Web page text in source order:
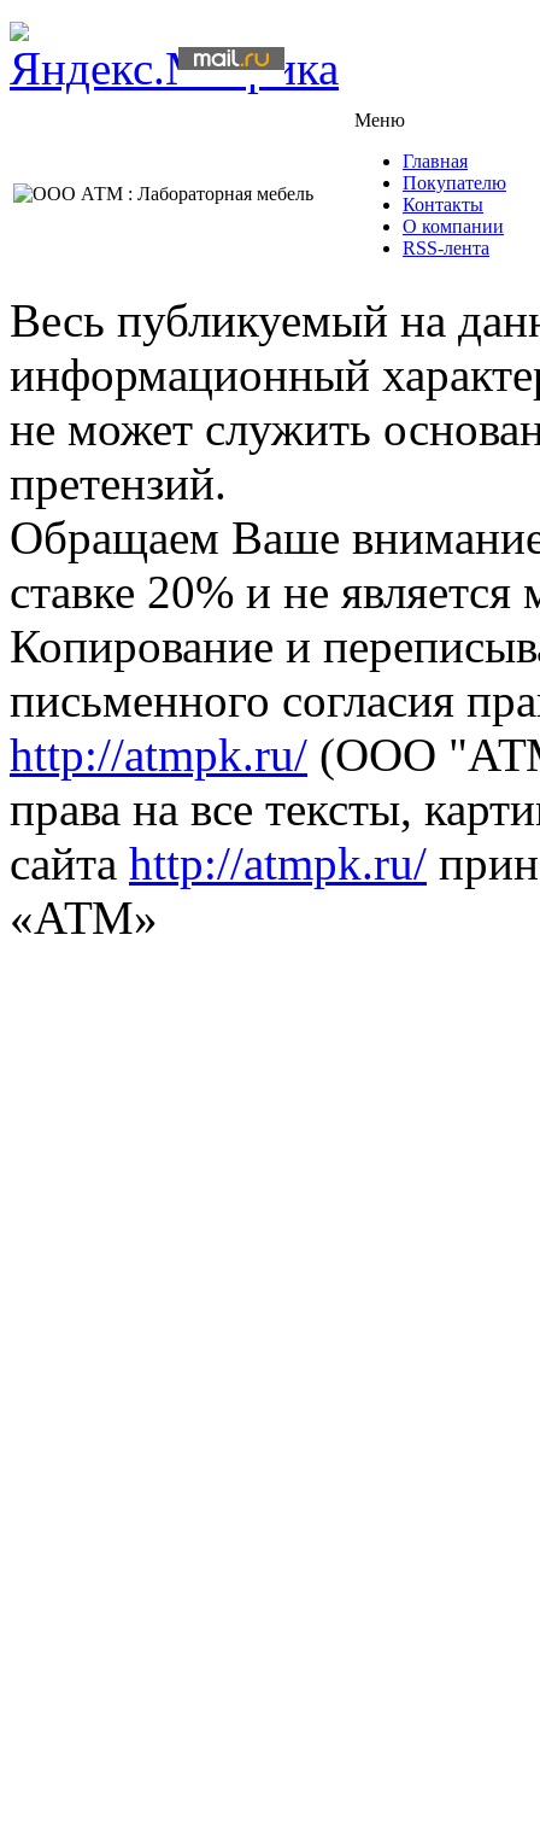
Меню
Главная
Покупателю
Контакты
О компании
RSS-лента
Весь публикуемый на
информационный
не может служить
претензий.
Обращаем Ваше
ставке 20% и не
Копирование и
письменного согласия
http://atmpk.ru/ (ООО
права на все тексты,
сайта http://atmpk.ru/
«АТМ»